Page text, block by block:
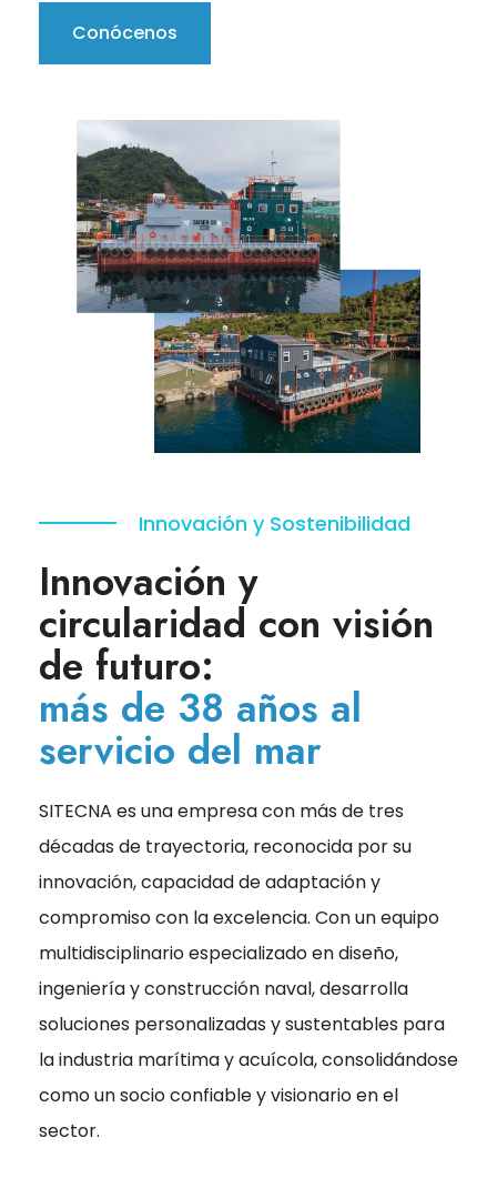
Conócenos
Innovación y Sostenibilidad
Innovación y
circularidad con visión
de futuro:
más de 38 años al
servicio del mar
SITECNA es una empresa con más de tres
décadas de trayectoria, reconocida por su
innovación, capacidad de adaptación y
compromiso con la excelencia. Con un equipo
multidisciplinario especializado en diseño,
ingeniería y construcción naval, desarrolla
soluciones personalizadas y sustentables para
la industria marítima y acuícola, consolidándose
como un socio confiable y visionario en el
sector.